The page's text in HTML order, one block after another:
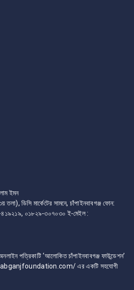
ইমন
ডিসি মার্কেটের সামনে, চাঁপাইনবাবগঞ্জ ফোন:
০১৮২৯-৩০৭০৩০ ই-মেইল :
পত্রিকাটি ‘আলোকিত চাঁপাইনবাবগঞ্জ ফাউন্ডেশন’
এর একটি সহযোগী